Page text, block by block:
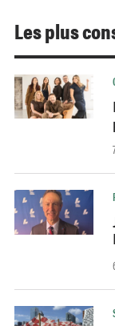
Les plus